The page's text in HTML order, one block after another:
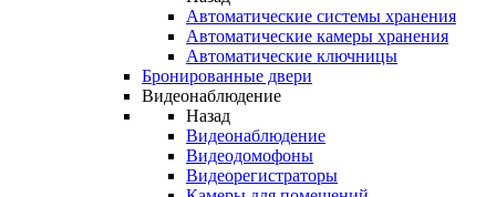
Автоматические системы хранения
Автоматические камеры хранения
Автоматические ключницы
Бронированные двери
Видеонаблюдение
Назад
Видеонаблюдение
Видеодомофоны
Видеорегистраторы